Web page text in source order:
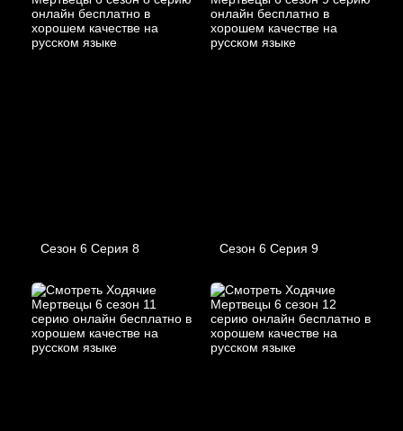
Сезон 6 Серия 8 Сезон 6 Серия 9